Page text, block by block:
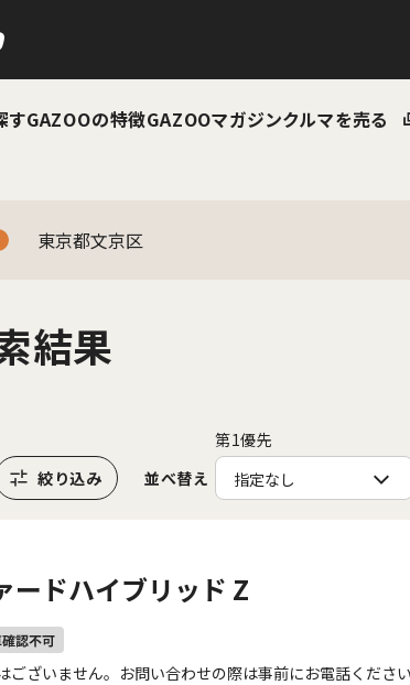
すGAZOOの特徴GAZOOマガジンクルマを売る
東京都文京区
結果
並べ替え
第1優先
指定なし
ードハイブリッド Z
ございません。お問い合わせの際は事前にお電話くださ